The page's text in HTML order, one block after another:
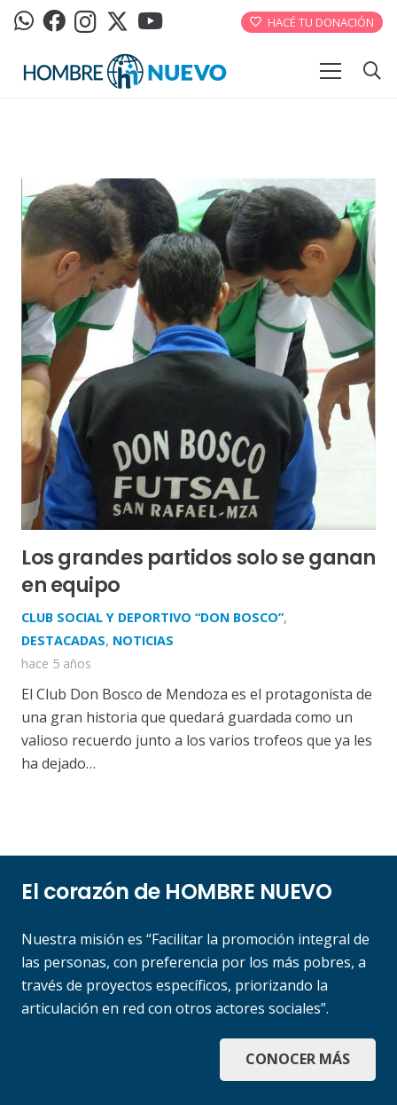
HACÉ TU DONACIÓN
Los grandes partidos solo se ganan
en equipo
CLUB SOCIAL Y DEPORTIVO “DON BOSCO”,
DESTACADAS, NOTICIAS
hace 5 años
El Club Don Bosco de Mendoza es el protagonista de
una gran historia que quedará guardada como un
valioso recuerdo junto a los varios trofeos que ya les
ha dejado…
El corazón de HOMBRE NUEVO
Nuestra misión es “Facilitar la promoción integral de
las personas, con preferencia por los más pobres, a
través de proyectos específicos, priorizando la
articulación en red con otros actores sociales”.
CONOCER MÁS